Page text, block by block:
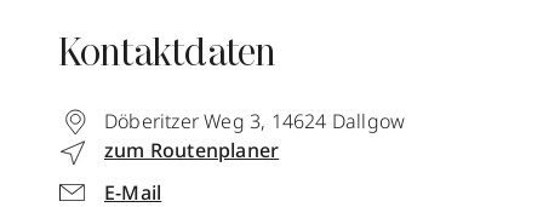
Kontaktdaten
Döberitzer Weg 3, 14624 Dallgow
zum Routenplaner
E-Mail